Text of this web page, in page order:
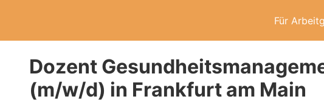
Für
Dozent
(m/w/d) in Frankfurt am Main